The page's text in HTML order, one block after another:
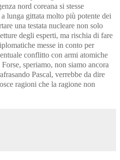
nord coreana si stesse
lunga gittata molto più potente dei
una testata nucleare non solo
degli esperti, ma rischia di fare
messe in conto per
conflitto con armi atomiche
speriamo, non siamo ancora
Pascal, verrebbe da dire
ragioni che la ragione non